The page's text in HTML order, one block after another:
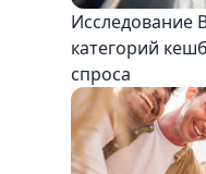
Исследование
категорий
спроса